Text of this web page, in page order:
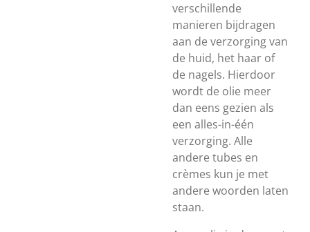
verschillende
manieren bijdragen
aan de verzorging van
de huid, het haar of
de nagels. Hierdoor
wordt de olie meer
dan eens gezien als
een alles-in-één
verzorging. Alle
andere tubes en
crèmes kun je met
andere woorden laten
staan.